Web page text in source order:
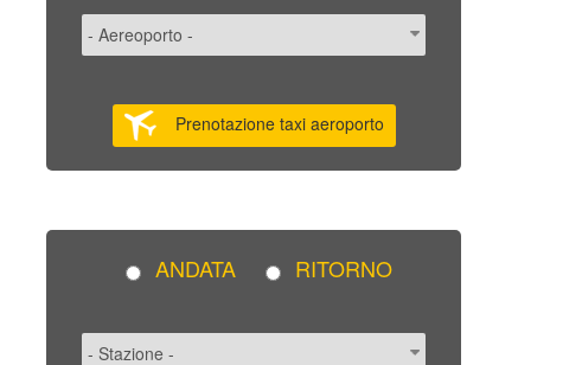
Prenotazione taxi aeroporto
ANDATA RITORNO